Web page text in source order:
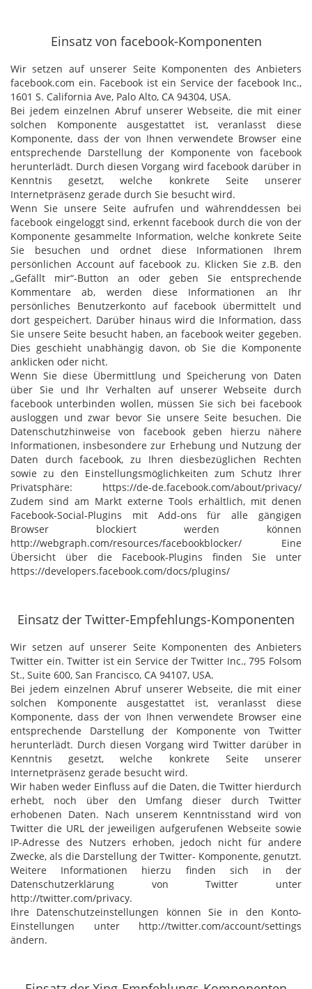
Einsatz von facebook-Komponenten
Wir setzen auf unserer Seite Komponenten des Anbieters
facebook.com ein. Facebook ist ein Service der facebook Inc.,
1601 S. California Ave, Palo Alto, CA 94304, USA.
Bei jedem einzelnen Abruf unserer Webseite, die mit einer
solchen Komponente ausgestattet ist, veranlasst diese
Komponente, dass der von Ihnen verwendete Browser eine
entsprechende Darstellung der Komponente von facebook
herunterlädt. Durch diesen Vorgang wird facebook darüber in
Kenntnis gesetzt, welche konkrete Seite unserer
Internetpräsenz gerade durch Sie besucht wird.
Wenn Sie unsere Seite aufrufen und währenddessen bei
facebook eingeloggt sind, erkennt facebook durch die von der
Komponente gesammelte Information, welche konkrete Seite
Sie besuchen und ordnet diese Informationen Ihrem
persönlichen Account auf facebook zu. Klicken Sie z.B. den
„Gefällt mir“-Button an oder geben Sie entsprechende
Kommentare ab, werden diese Informationen an Ihr
persönliches Benutzerkonto auf facebook übermittelt und
dort gespeichert. Darüber hinaus wird die Information, dass
Sie unsere Seite besucht haben, an facebook weiter gegeben.
Dies geschieht unabhängig davon, ob Sie die Komponente
anklicken oder nicht.
Wenn Sie diese Übermittlung und Speicherung von Daten
über Sie und Ihr Verhalten auf unserer Webseite durch
facebook unterbinden wollen, müssen Sie sich bei facebook
ausloggen und zwar bevor Sie unsere Seite besuchen. Die
Datenschutzhinweise von facebook geben hierzu nähere
Informationen, insbesondere zur Erhebung und Nutzung der
Daten durch facebook, zu Ihren diesbezüglichen Rechten
sowie zu den Einstellungsmöglichkeiten zum Schutz Ihrer
Privatsphäre: https://de-de.facebook.com/about/privacy/
Zudem sind am Markt externe Tools erhältlich, mit denen
Facebook-Social-Plugins mit Add-ons für alle gängigen
Browser blockiert werden können
http://webgraph.com/resources/facebookblocker/ Eine
Übersicht über die Facebook-Plugins finden Sie unter
https://developers.facebook.com/docs/plugins/
Einsatz der Twitter-Empfehlungs-Komponenten
Wir setzen auf unserer Seite Komponenten des Anbieters
Twitter ein. Twitter ist ein Service der Twitter Inc., 795 Folsom
St., Suite 600, San Francisco, CA 94107, USA.
Bei jedem einzelnen Abruf unserer Webseite, die mit einer
solchen Komponente ausgestattet ist, veranlasst diese
Komponente, dass der von Ihnen verwendete Browser eine
entsprechende Darstellung der Komponente von Twitter
herunterlädt. Durch diesen Vorgang wird Twitter darüber in
Kenntnis gesetzt, welche konkrete Seite unserer
Internetpräsenz gerade besucht wird.
Wir haben weder Einfluss auf die Daten, die Twitter hierdurch
erhebt, noch über den Umfang dieser durch Twitter
erhobenen Daten. Nach unserem Kenntnisstand wird von
Twitter die URL der jeweiligen aufgerufenen Webseite sowie
IP-Adresse des Nutzers erhoben, jedoch nicht für andere
Zwecke, als die Darstellung der Twitter- Komponente, genutzt.
Weitere Informationen hierzu finden sich in der
Datenschutzerklärung von Twitter unter
http://twitter.com/privacy.
Ihre Datenschutzeinstellungen können Sie in den Konto-
Einstellungen unter http://twitter.com/account/settings
ändern.